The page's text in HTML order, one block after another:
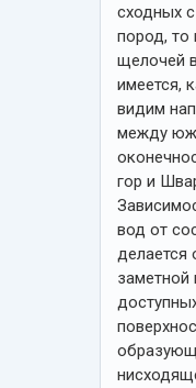
сходных
пород, то
щелочей
имеется,
видим
между
гор и
вод от
делается
заметной